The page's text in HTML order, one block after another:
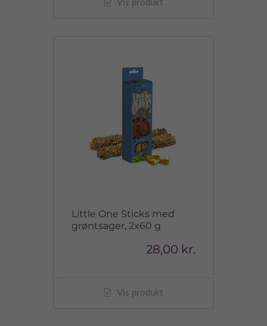
Vis produkt
Little One Sticks med
grøntsager, 2x60 g
28,00 kr.
Vis produkt